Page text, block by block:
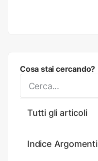
Cosa stai cercando?
Tutti gli articoli
Indice Argomenti